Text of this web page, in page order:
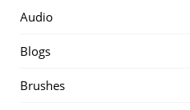
Audio
Blogs
Brushes